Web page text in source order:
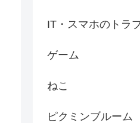
IT・スマホのトラ
ゲーム
ねこ
ピクミンブルーム